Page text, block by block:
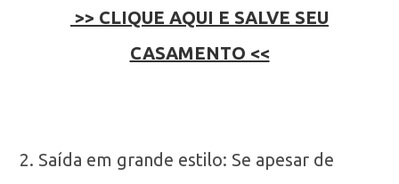
>> CLIQUE AQUI E SALVE SEU
CASAMENTO <<
2. Saída em grande estilo: Se apesar de